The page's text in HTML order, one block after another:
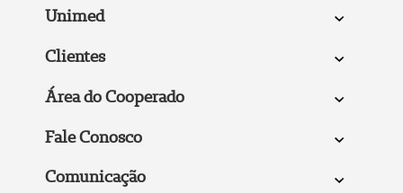
Unimed
Clientes
Área do Cooperado
Fale Conosco
Comunicação